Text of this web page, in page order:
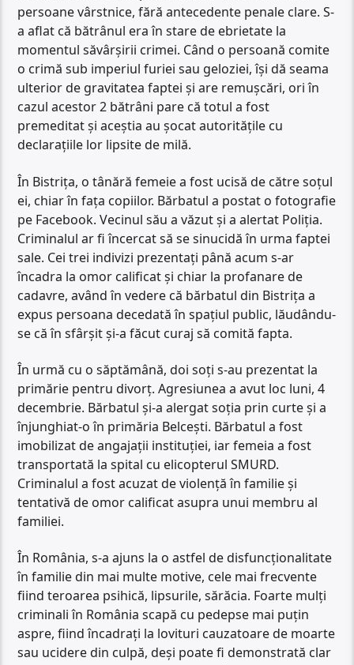
persoane vârstnice, fără antecedente penale clare. S-
a aflat că bătrânul era în stare de ebrietate la
momentul săvârșirii crimei. Când o persoană comite
o crimă sub imperiul furiei sau geloziei, își dă seama
ulterior de gravitatea faptei și are remușcări, ori în
cazul acestor 2 bătrâni pare că totul a fost
premeditat și aceștia au șocat autoritățile cu
declarațiile lor lipsite de milă.
În Bistrița, o tânără femeie a fost ucisă de către soțul
ei, chiar în fața copiilor. Bărbatul a postat o fotografie
pe Facebook. Vecinul său a văzut și a alertat Poliția.
Criminalul ar fi încercat să se sinucidă în urma faptei
sale. Cei trei indivizi prezentați până acum s-ar
încadra la omor calificat și chiar la profanare de
cadavre, având în vedere că bărbatul din Bistrița a
expus persoana decedată în spațiul public, lăudându-
se că în sfârșit și-a făcut curaj să comită fapta.
În urmă cu o săptămână, doi soți s-au prezentat la
primărie pentru divorț. Agresiunea a avut loc luni, 4
decembrie. Bărbatul și-a alergat soția prin curte și a
înjunghiat-o în primăria Belcești. Bărbatul a fost
imobilizat de angajații instituției, iar femeia a fost
transportată la spital cu elicopterul SMURD.
Criminalul a fost acuzat de violență în familie și
tentativă de omor calificat asupra unui membru al
familiei.
În România, s-a ajuns la o astfel de disfuncționalitate
în familie din mai multe motive, cele mai frecvente
fiind teroarea psihică, lipsurile, sărăcia. Foarte mulți
criminali în România scapă cu pedepse mai puțin
aspre, fiind încadrați la lovituri cauzatoare de moarte
sau ucidere din culpă, deși poate fi demonstrată clar